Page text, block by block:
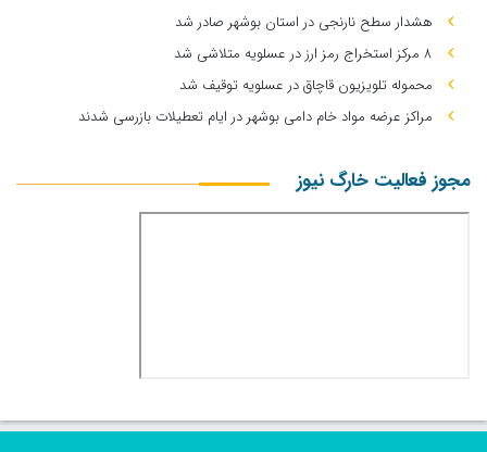
هشدار سطح نارنجی در استان بوشهر صادر شد
۸ مرکز استخراج رمز ارز در عسلویه متلاشی شد
محموله تلویزیون قاچاق در عسلویه توقیف شد
مراکز عرضه مواد خام دامی بوشهر در ایام تعطیلات بازرسی شدند
مجوز فعالیت خارگ نیوز